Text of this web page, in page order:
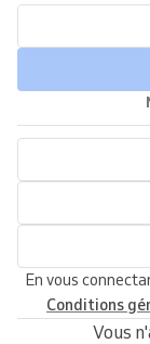
En vous
Conditions
Vous